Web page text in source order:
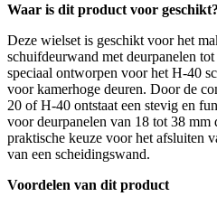
Waar is dit product voor geschikt?
Deze wielset is geschikt voor het
schuifdeurwand met deurpanelen
speciaal ontworpen voor het H-40
voor kamerhoge deuren. Door de
20 of H-40 ontstaat een stevig en
voor deurpanelen van 18 tot 38 mm
praktische keuze voor het afsluiten
van een scheidingswand.
Voordelen van dit product